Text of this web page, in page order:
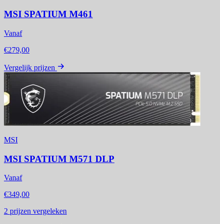
MSI SPATIUM M461
Vanaf
€279,00
Vergelijk prijzen
MSI
MSI SPATIUM M571 DLP
Vanaf
€349,00
2 prijzen vergeleken